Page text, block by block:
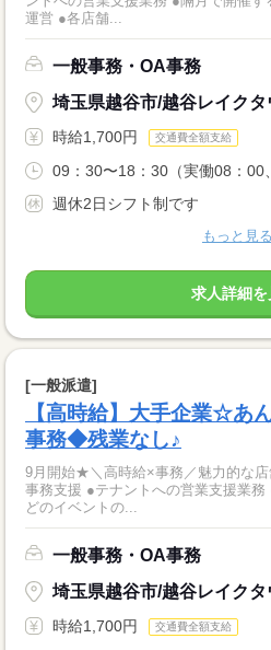
運営 ●各店舗...
一般事務・OA事務
埼玉県越谷市/越谷レイクタ
時給1,700円 交通費全額支給
09：30〜18：30（実働08：00
週休2日シフト制です
もっと見る
求人詳細を
[一般派遣]
【高時給】大手企業☆あ
事務◆残業なし♪
9月開始★＼高時給×事務／魅力的な
事務支援 ●テナントへの営業支援業
どのイベントの...
一般事務・OA事務
埼玉県越谷市/越谷レイクタ
時給1,700円 交通費全額支給